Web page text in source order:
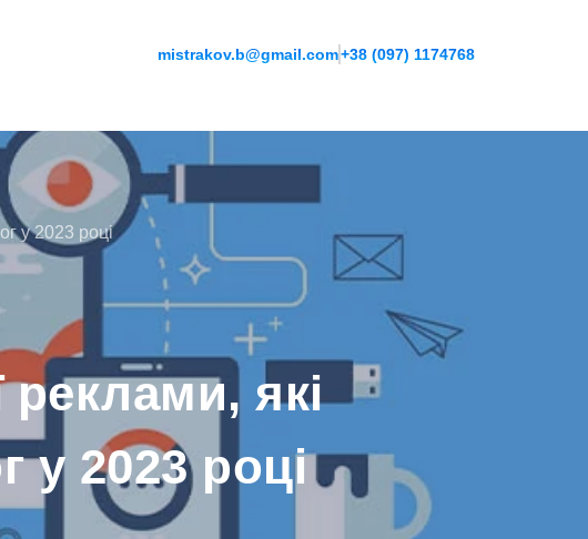
mistrakov.b@gmail.com+38 (097) 1174768
у 2023 році
реклами, які
у 2023 році